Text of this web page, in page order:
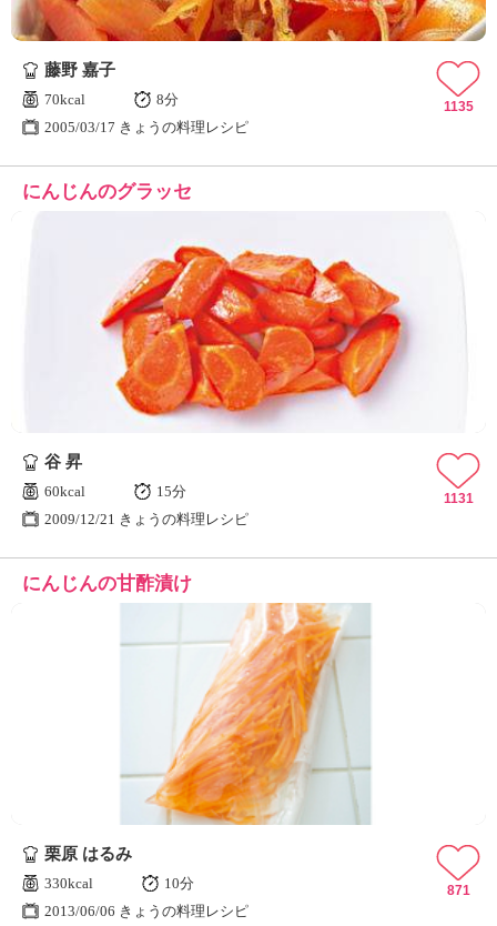
藤野 嘉子
70kcal
8分
2005/03/17 きょうの料理レシピ
1135
にんじんのグラッセ
谷 昇
60kcal
15分
2009/12/21 きょうの料理レシピ
1131
にんじんの甘酢漬け
栗原 はるみ
330kcal
10分
2013/06/06 きょうの料理レシピ
871